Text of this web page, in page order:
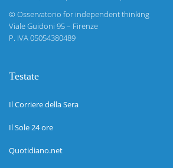
©Osservatorio for independent thinking
Viale Guidoni 95 – Firenze
P. IVA 05054380489
Testate
Il Corriere della Sera
Il Sole 24 ore
Quotidiano.net